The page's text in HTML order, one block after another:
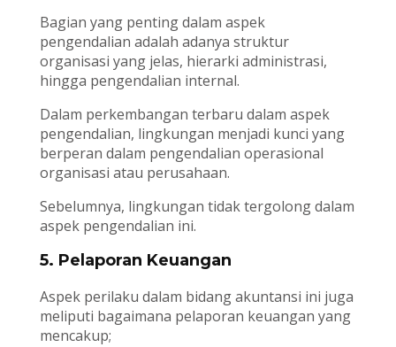
Bagian yang penting dalam aspek
pengendalian adalah adanya struktur
organisasi yang jelas, hierarki administrasi,
hingga pengendalian internal.
Dalam perkembangan terbaru dalam aspek
pengendalian, lingkungan menjadi kunci yang
berperan dalam pengendalian operasional
organisasi atau perusahaan.
Sebelumnya, lingkungan tidak tergolong dalam
aspek pengendalian ini.
5. Pelaporan Keuangan
Aspek perilaku dalam bidang akuntansi ini juga
meliputi bagaimana pelaporan keuangan yang
mencakup;